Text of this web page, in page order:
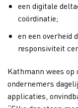
een digitale
coördinatie;
en een overheid
responsiviteit
Kathmann wees op
ondernemers
applicaties,